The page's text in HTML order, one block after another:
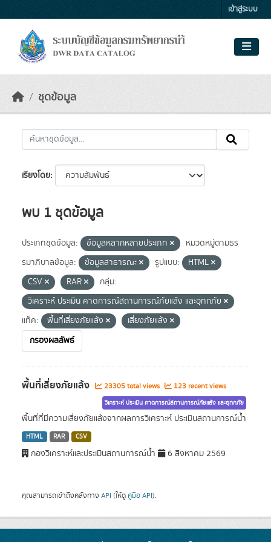
เข้าสู่ระบบ
ชุดข้อมูล
เรียงโดย
พบ 1 ชุดข้อมูล
ประเภทชุดข้อมูล: ข้อมูลหลากหลายประเภท
หมวดหมู่ตามธร
รมาภิบาลข้อมูล:
ข้อมูลสาธารณะ รูปแบบ:
HTML
CSV
RAR
กลุ่ม:
วิเคราะห์ ประเมิน คาดการณ์สถานการณ์ภัยแล้ง และอุทกภัย
แท็ค:
พื้นที่เสี่ยงภัยแล้ง
เสี่ยงภัยแล้ง
กรองผลลัพธ์
พื้นที่เสี่ยงภัยแล้ง 23305 total views 123 recent views
วิเคราะห์ ประเมิน คาดการณ์สถานการณ์ภัยแล้ง และอุทกภัย
พื้นที่ที่มีความเสี่ยงภัยแล้งจากผลการวิเคราะห์ ประเมินสถานการณ์น้ำ
HTML RAR CSV
กองวิเคราะห์และประเมินสถานการณ์น้ำ 6 สิงหาคม 2569
คุณสามารถเข้าถึงคลังทาง API (ให้ดู คู่มือ API).